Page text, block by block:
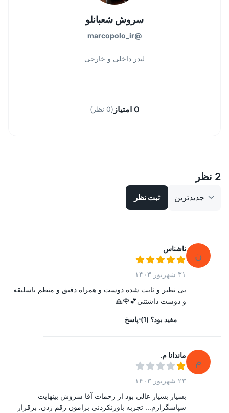
سروش شعبانلو
@
marcopolo_ir
لیدر داخلی و خارجی
0 امتیاز (
0 نظر )
2 نظر
جدیدترین ثبت نظر
ن
ناشناس
۳۱ شهریور ۱۴۰۳
بی نظیر و ثابت شده دوست و همراه دقیق و منظم باسلیقه
و دوست داشتنی💕🌹🙏
مفید بود؟ (
1
) پاسخ
م
ماندانا م.
۲۳ شهریور ۱۴۰۳
بسیار بسیار عالی بود از زحمات آقا سروش بینهایت
سپاسگزارم... تجربه باورنکردنی برامون رقم زدن. برقرار